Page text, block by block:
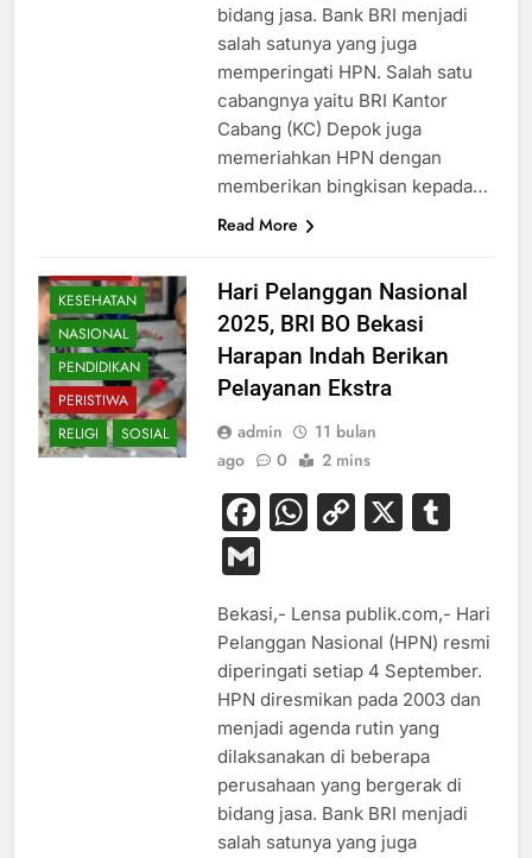
bidang jasa. Bank BRI menjadi
salah satunya yang juga
memperingati HPN. Salah satu
cabangnya yaitu BRI Kantor
Cabang (KC) Depok juga
memeriahkan HPN dengan
memberikan bingkisan kepada…
Read More
KESEHATAN
NASIONAL
PENDIDIKAN
PERISTIWA
RELIGI
SOSIAL
Hari Pelanggan Nasional
2025, BRI BO Bekasi
Harapan Indah Berikan
Pelayanan Ekstra
admin
11 bulan
ago
0 2 mins
Facebook
WhatsApp
Copy
X
Gmail
Bekasi,- Lensa publik.com,- Hari
Pelanggan Nasional (HPN) resmi
diperingati setiap 4 September.
HPN diresmikan pada 2003 dan
menjadi agenda rutin yang
dilaksanakan di beberapa
perusahaan yang bergerak di
bidang jasa. Bank BRI menjadi
salah satunya yang juga